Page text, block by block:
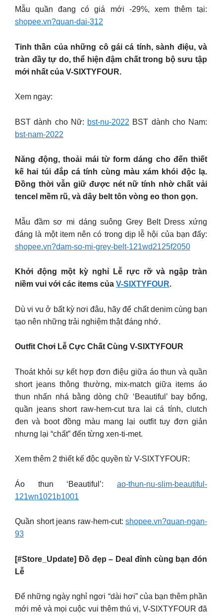
Mẫu quần đang có giá mới -29%, xem thêm tại:
shopee.vn?quan-dai-312
Tinh thần của những cô gái cá tính, sành điệu, và
tràn đầy tự do, thể hiện đậm chất trong bộ sưu tập
mới nhất của V-SIXTYFOUR.
Xem ngay:
BST dành cho Nữ: bst-nu-2022 BST dành cho Nam:
bst-nam-2022
Năng động, thoải mái từ form dáng cho đến thiết
kế hai túi đắp cá tính cùng màu xám khói độc lạ.
Đồng thời vẫn giữ được nét nữ tính nhờ chất vải
tencel mềm rũ, và dây belt tôn vòng eo thon gọn.
Mẫu đầm sơ mi dáng suông Grey Belt Dress xứng
đáng là một item nên có trong dịp lễ hội của bạn đấy:
shopee.vn?dam-so-mi-grey-belt-121wd2125f2050
Khởi động một kỳ nghỉ Lễ rực rỡ và ngập tràn
niềm vui với các items của V-SIXTYFOUR.
Dù vi vu ở bất kỳ nơi đâu, hãy để chất denim cùng bạn
tạo nên những trải nghiệm thật đáng nhớ.
Outfit Chơi Lễ Cực Chất Cùng V-SIXTYFOUR
Thoát khỏi sự kết hợp đơn điệu giữa áo thun và quần
short jeans thông thường, mix-match giữa items áo
thun nhấn nhá bằng dòng chữ ‘Beautiful’ bay bổng,
quần jeans short raw-hem-cut tưa lai cá tính, clutch
đen và boot đồng màu mang lại outfit tuy đơn giản
nhưng lại “chất” đến từng xen-ti-met.
Xem thêm 2 thiết kế độc quyền từ V-SIXTYFOUR:
Áo thun ‘Beautiful’: ao-thun-nu-slim-beautiful-
121wn1021b1001
Quần short jeans raw-hem-cut: shopee.vn?quan-ngan-
93
[#Store_Update] Đồ đẹp – Deal đỉnh cùng bạn đón
Lễ
Để những ngày nghỉ ngơi “dài hơi” của bạn thêm phần
mới mẻ và mọi cuộc vui thêm thú vị, V-SIXTYFOUR đã